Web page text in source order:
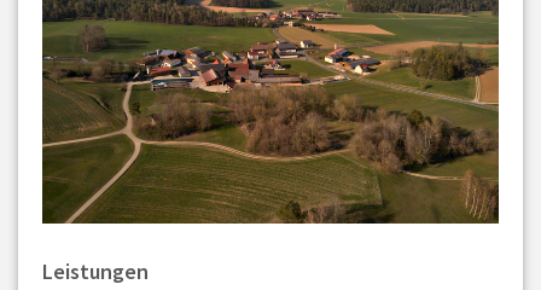
Leistungen